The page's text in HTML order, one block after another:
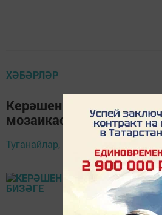
ХӘБӘРЛӘР
Керәшен кызлары -
мозаикасы бизәге
Туганайлар,